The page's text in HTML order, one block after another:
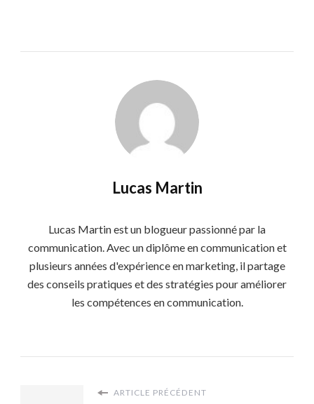
Lucas Martin
Lucas Martin est un blogueur passionné par la
communication. Avec un diplôme en communication et
plusieurs années d'expérience en marketing, il partage
des conseils pratiques et des stratégies pour améliorer
les compétences en communication.
ARTICLE PRÉCÉDENT